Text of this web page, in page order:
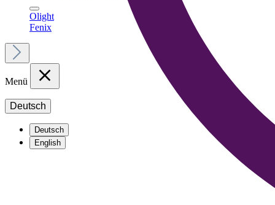
Olight
Fenix
Menü
Deutsch
Deutsch
English